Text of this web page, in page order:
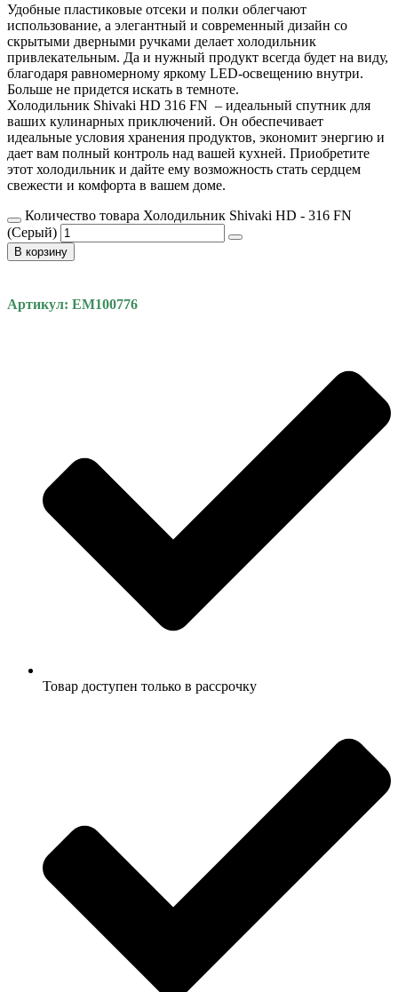
Удобные пластиковые отсеки и полки облегчают
использование, а элегантный и современный дизайн со
скрытыми дверными ручками делает холодильник
привлекательным. Да и нужный продукт всегда будет на виду,
благодаря равномерному яркому LED-освещению внутри.
Больше не придется искать в темноте.
Холодильник Shivaki HD 316 FN – идеальный спутник для
ваших кулинарных приключений. Он обеспечивает
идеальные условия хранения продуктов, экономит энергию и
дает вам полный контроль над вашей кухней. Приобретите
этот холодильник и дайте ему возможность стать сердцем
свежести и комфорта в вашем доме.
Количество товара Холодильник Shivaki HD - 316 FN
(Серый)
В корзину
Артикул: EM100776
Товар доступен только в рассрочку